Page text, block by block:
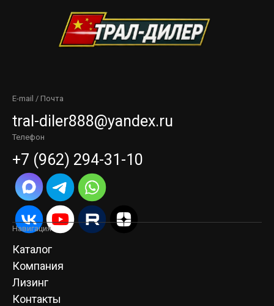
E-mail / Почта
tral-diler888@yandex.ru
Телефон
+7 (962) 294-31-10
Навигация
Каталог
Компания
Лизинг
Контакты